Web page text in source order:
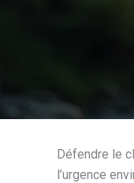
Défendre le
l’urgence